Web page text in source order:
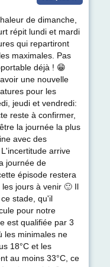
-0.5 to 0.5.
de dimanche,
répit lundi et mardi
qui repartiront
maximales. Pas
déjà ! 😁
une nouvelle
pour les
jeudi et vendredi:
reste à confirmer,
la journée la plus
avec des
arrive
journée de
épisode restera
jours à venir 🙂 Il
stade, qu'il
pour notre
est qualifiée par 3
les minimales ne
18°C et les
au moins 33°C, ce